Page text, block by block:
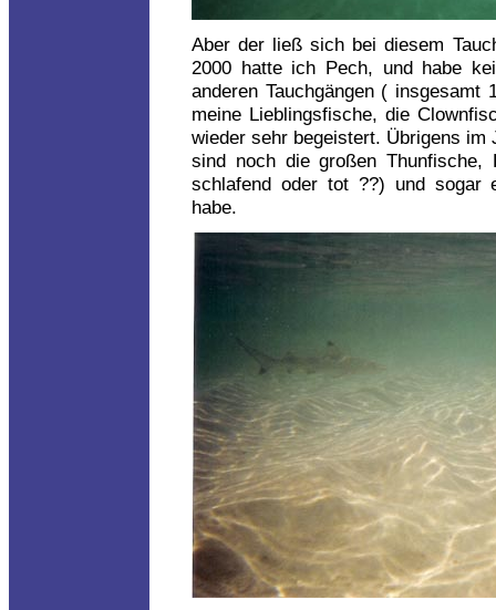
Aber der ließ sich bei diesem
2000 hatte ich Pech, und habe
anderen Tauchgängen (
meine Lieblingsfische, die
wieder sehr begeistert. Übrigens im
sind noch die großen Thunfische,
schlafend oder tot ??) und sogar
habe.